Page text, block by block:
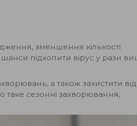
зменшення кількості
підхопити вірус у рази
а також захистити від
таке сезонні захворювання,